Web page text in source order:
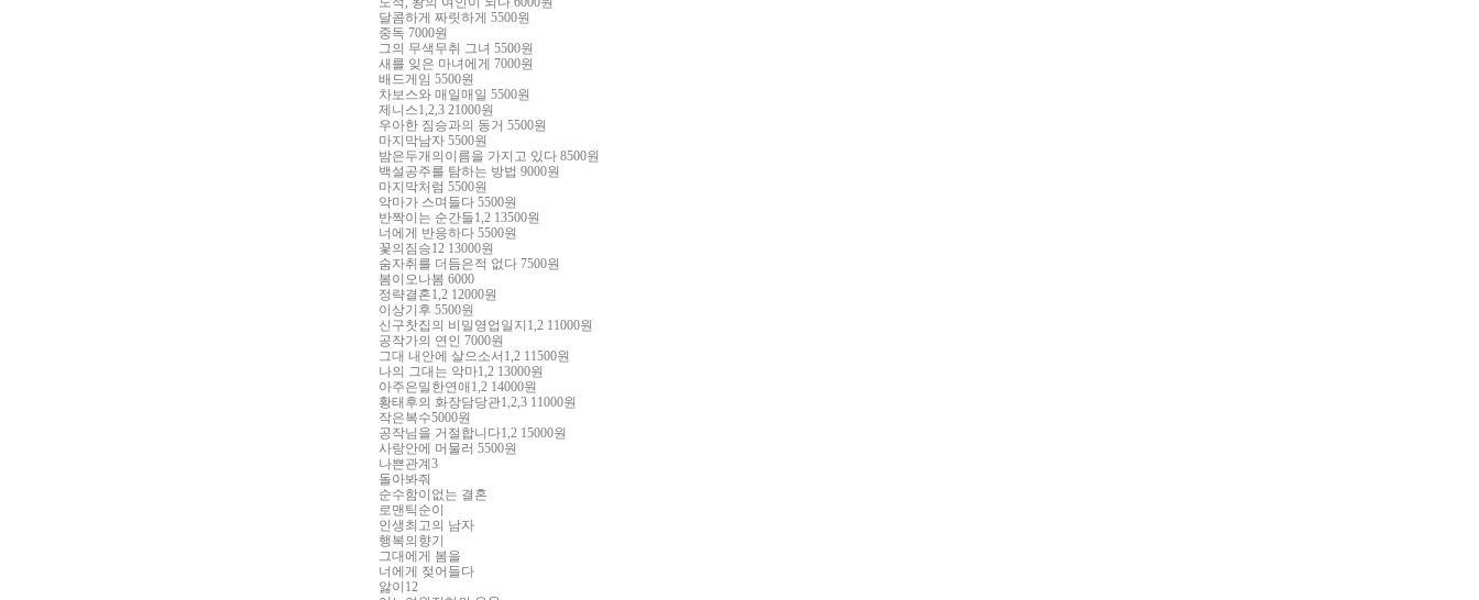
달콤하게 짜릿하게 5500원
중독 7000원
그의 무색무취 그녀 5500원
새를 잊은 마녀에게 7000원
배드게임 5500원
차보스와 매일매일 5500원
제니스1,2,3 21000원
우아한 짐승과의 동거 5500원
마지막남자 5500원
밤은두개의이름을 가지고 있다 8500원
백설공주를 탐하는 방법 9000원
마지막처럼 5500원
악마가 스며들다 5500원
반짝이는 순간들1,2 13500원
너에게 반응하다 5500원
꽃의짐승12 13000원
숨자취를 더듬은적 없다 7500원
봄이오나봄 6000
정략결혼1,2 12000원
이상기후 5500원
신구찻집의 비밀영업일지 1,2 11000원
공작가의 연인 7000원
그대 내안에 살으소서 1,2 11500원
나의 그대는 악마1,2 13000원
아주은밀한연애 1,2 14000원
황태후의 화장담당관1,2,3 11000원
작은복수5000원
공작님을 거절합니다1,2 15000원
사랑안에 머물러 5500원
나쁜관계 3
돌아봐줘
순수함이없는 결혼
로맨틱순이
인생최고의 남자
행복의향기
그대에게 봄을
너에게 젖어들다
앓이 12